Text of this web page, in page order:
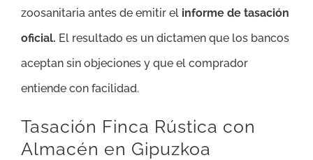
zoosanitaria antes de emitir el informe de tasación
oficial. El resultado es un dictamen que los bancos
aceptan sin objeciones y que el comprador
entiende con facilidad.
Tasación Finca Rústica con
Almacén en Gipuzkoa